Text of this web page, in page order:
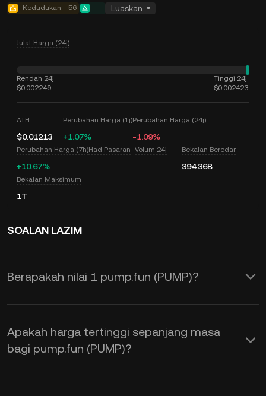
Kedudukan 56 -- Luaskan
Julat Harga (24j)
Rendah 24j
$0.002249
Tinggi 24j
$0.002423
ATH
$0.01213
Perubahan Harga (1j)
+1.07%
Perubahan Harga (24j)
-1.09%
Perubahan Harga (7h)
+10.67%
Had Pasaran Volum 24j Bekalan Beredar
394.36B
Bekalan Maksimum
1T
SOALAN LAZIM
Berapakah nilai 1 pump.fun (PUMP)?
KuCoin menyediakan pengemasan kini
harga USD masa nyata untuk pump.fun
(PUMP). Harga pump.fun adalah
Apakah harga tertinggi sepanjang masa
bagi pump.fun (PUMP)?